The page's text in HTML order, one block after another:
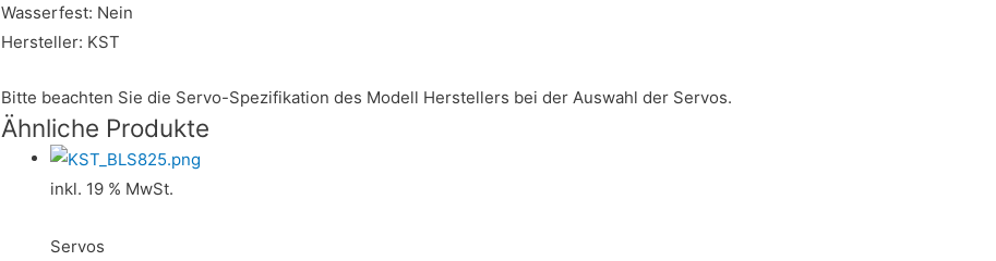
Wasserfest: Nein
Hersteller: KST
Bitte beachten Sie die Servo-Spezifikation des Modell Herstellers bei der Auswahl der Servos.
Ähnliche Produkte
inkl. 19 % MwSt.
Servos